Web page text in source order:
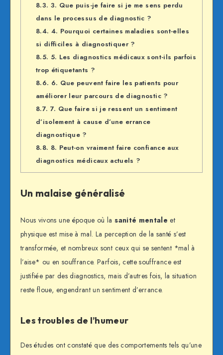
8.3. 3. Que puis-je faire si je me sens perdu
dans le processus de diagnostic ?
8.4. 4. Pourquoi certaines maladies sont-elles
si difficiles à diagnostiquer ?
8.5. 5. Les diagnostics médicaux sont-ils parfois
trop étiquetants ?
8.6. 6. Que peuvent faire les patients pour
améliorer leur parcours de diagnostic ?
8.7. 7. Que faire si je ressent un sentiment
d’isolement à cause d’une errance
diagnostique ?
8.8. 8. Peut-on vraiment faire confiance aux
diagnostics médicaux actuels ?
Un malaise généralisé
Nous vivons une époque où lasanité mentale et
physique est mise à mal. La perception de la santé s’est
transformée, et nombreux sont ceux qui se sentent *mal à
l’aise* ou en souffrance. Parfois, cette souffrance est
justifiée par des diagnostics, mais d’autres fois, la situation
reste floue, engendrant un sentiment d’errance.
Les troubles de l’humeur
Des études ont constaté que des comportements tels qu’une